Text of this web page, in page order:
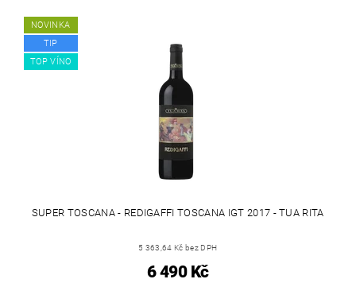
NOVINKA
TIP
TOP VÍNO
SUPER TOSCANA - REDIGAFFI TOSCANA IGT 2017 - TUA RITA
5 363,64 Kč bez DPH
6 490 Kč